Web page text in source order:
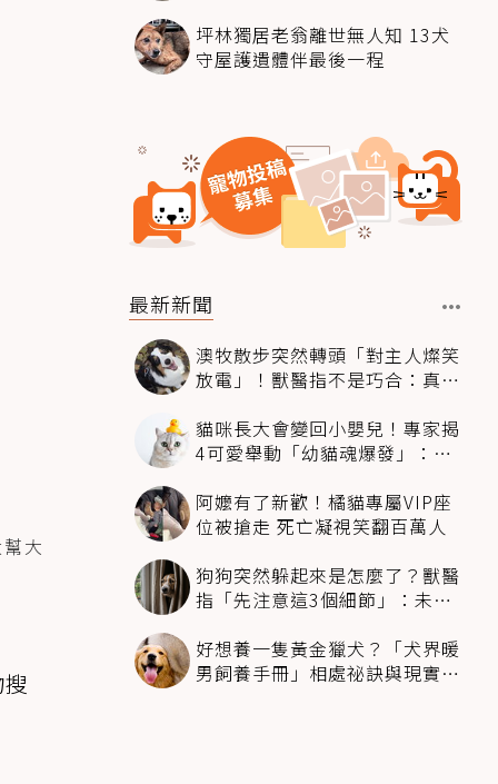
大
坪林獨居老翁離世無人知 13犬
守屋護遺體伴最後一程
最新新聞
澳牧散步突然轉頭「對主人燦笑
放電」！獸醫指不是巧合：真相
貓咪長大會變回小嬰兒！專家揭
4可愛舉動「幼貓魂爆發」：本
阿嬤有了新歡！橘貓專屬VIP座
位被搶走 死亡凝視笑翻百萬人
狗狗突然躲起來是怎麼了？獸醫
指「先注意這3個細節」：未必
好想養一隻黃金獵犬？「犬界暖
男飼養手冊」相處祕訣與現實面